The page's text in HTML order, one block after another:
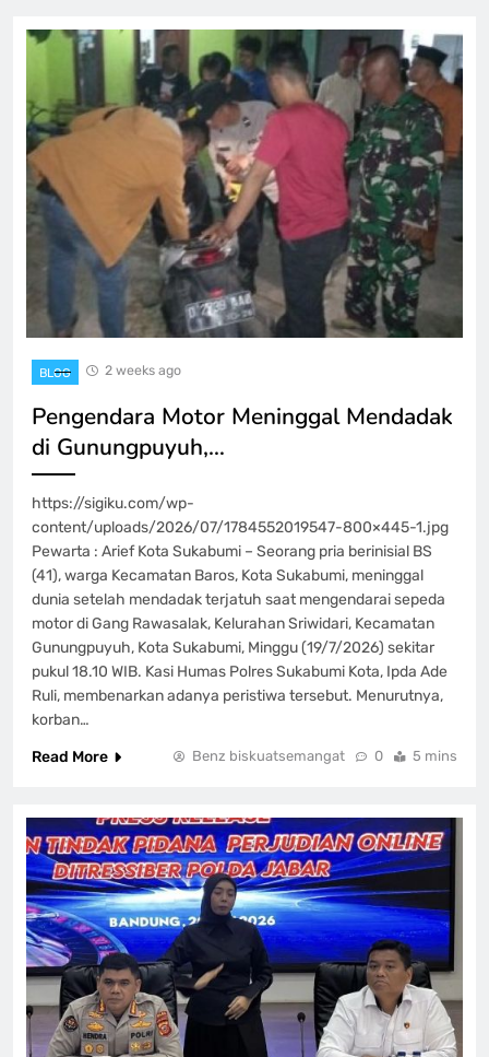
BLOG 2 weeks ago
Pengendara Motor Meninggal Mendadak
di Gunungpuyuh,…
https://sigiku.com/wp-
content/uploads/2026/07/1784552019547-800×445-1.jpg
Pewarta : Arief Kota Sukabumi – Seorang pria berinisial BS
(41), warga Kecamatan Baros, Kota Sukabumi, meninggal
dunia setelah mendadak terjatuh saat mengendarai sepeda
motor di Gang Rawasalak, Kelurahan Sriwidari, Kecamatan
Gunungpuyuh, Kota Sukabumi, Minggu (19/7/2026) sekitar
pukul 18.10 WIB. Kasi Humas Polres Sukabumi Kota, Ipda Ade
Ruli, membenarkan adanya peristiwa tersebut. Menurutnya,
korban…
Read More
Benz biskuatsemangat 0 5 mins